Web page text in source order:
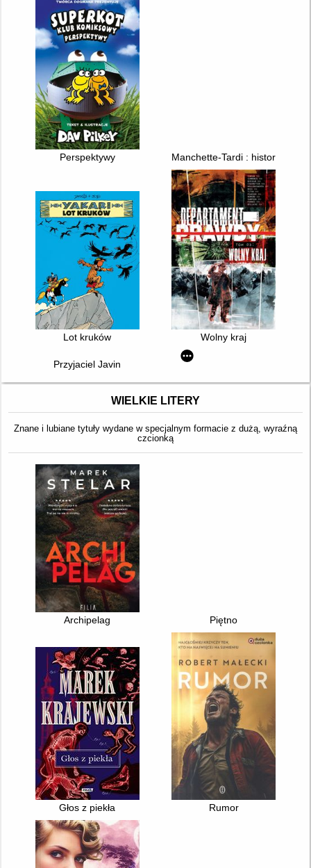
Perspektywy Manchette-Tardi : historie
Lot kruków Wolny kraj
Przyjaciel Javin
WIELKIE LITERY
Znane i lubiane tytuły wydane w specjalnym formacie z dużą, wyraźną
czcionką
Archipelag Piętno
Głos z piekła Rumor